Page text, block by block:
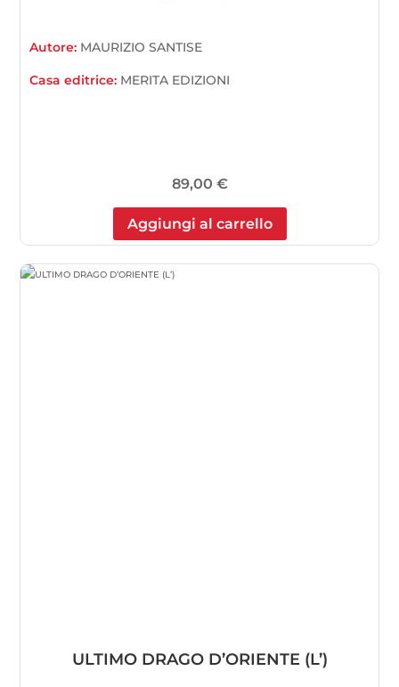
Autore: MAURIZIO SANTISE
Casa editrice: MERITA EDIZIONI
89,00 €
Aggiungi al carrello
ULTIMO DRAGO D’ORIENTE (L’)